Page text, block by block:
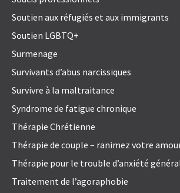
Soutien aux réfugiés et aux immigrants
Soutien LGBTQ+
Surmenage
Survivants d’abus narcissiques
Survivre à la maltraitance
Syndrome de fatigue chronique
Thérapie Chrétienne
Thérapie de couple – ranimez votre
Thérapie pour le trouble d’anxiété
Traitement de l’agoraphobie